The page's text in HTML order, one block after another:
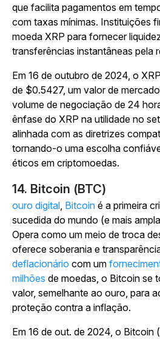
que facilita pagamentos em
com taxas mínimas. Instituições
moeda XRP para fornecer
transferências instantâneas pela
Em 16 de outubro de 2024, o
de $0.5427, um valor de
volume de negociação de 24
ênfase do XRP na utilidade no
alinhada com as diretrizes
tornando-o uma escolha
éticos em criptomoedas.
14. Bitcoin (BTC)
ouro digital, Bitcoin é a primeira
sucedida do mundo (e mais
Opera como um meio de troca
oferece soberania e
deflacionário com um
milhões de moedas, o Bitcoin se
valor, semelhante ao ouro, para
proteção contra a inflação.
Em 16 de out. de 2024, o Bitcoin